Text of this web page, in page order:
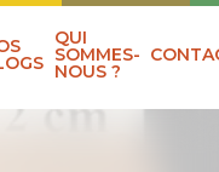
QUI
SOMMES-
NOUS ?